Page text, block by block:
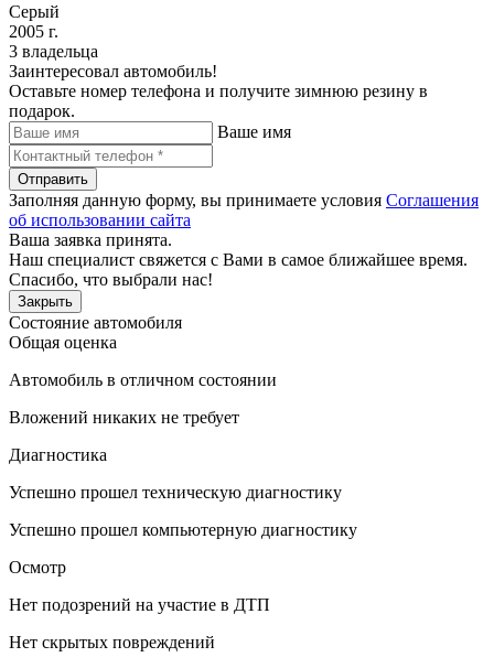
Серый
2005 г.
3 владельца
Заинтересовал автомобиль!
Оставьте номер телефона и получите зимнюю резину в
подарок.
Ваше имя
Отправить
Заполняя данную форму, вы принимаете условия Соглашения
об использовании сайта
Ваша заявка принята.
Наш специалист свяжется с Вами в самое ближайшее время.
Спасибо, что выбрали нас!
Закрыть
Состояние автомобиля
Общая оценка
Автомобиль в отличном состоянии
Вложений никаких не требует
Диагностика
Успешно прошел техническую диагностику
Успешно прошел компьютерную диагностику
Осмотр
Нет подозрений на участие в ДТП
Нет скрытых повреждений